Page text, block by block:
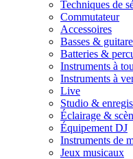
Techniques de
Commutateur
Accessoires
Basses &
Batteries &
Instruments à
Instruments à
Live
Studio &
Éclairage &
Équipement DJ
Instruments de
Jeux musicaux